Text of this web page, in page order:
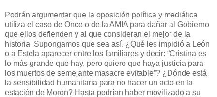
Podrán argumentar que la oposición política y mediática
utiliza el caso de Once o de la AMIA para dañar al Gobierno
que ellos defienden y al que consideran el mejor de la
historia. Supongamos que sea así. ¿Qué les impidió a León
o a Estela aparecer entre los familiares y decir: “Cristina es
lo más grande que hay, pero quiero que haya justicia para
los muertos de semejante masacre evitable”? ¿Dónde está
la sensibilidad humanitaria para no hacer un acto en la
estación de Morón? Hasta podrían haber movilizado a su